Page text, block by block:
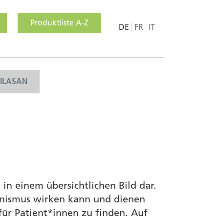
Produktliste A-Z DE FR IT
einem übersichtlichen Bild dar.
wirken kann und dienen
Patient*innen zu finden. Auf